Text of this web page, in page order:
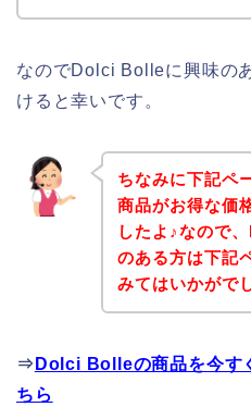
なのでDolci Bolleに興味の
けると幸いです。
ちなみに下記ペ
商品がお得な価
したよ♪なので
のある方は下記
みてはいかがで
⇒ Dolci Bolleの商品を今す
ちら